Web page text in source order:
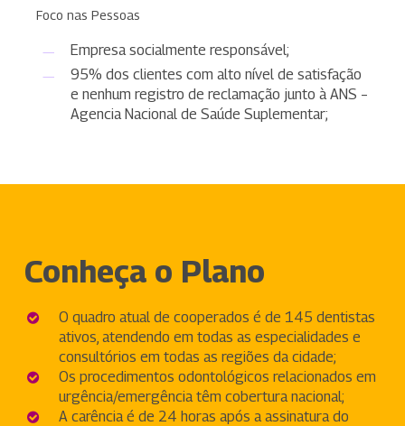
Foco nas Pessoas
Empresa socialmente responsável;
95% dos clientes com alto nível de satisfação
e nenhum registro de reclamação junto à ANS –
Agencia Nacional de Saúde Suplementar;
Conheça o Plano
O quadro atual de cooperados é de 145 dentistas
ativos, atendendo em todas as especialidades e
consultórios em todas as regiões da cidade;
Os procedimentos odontológicos relacionados em
urgência/emergência têm cobertura nacional;
A carência é de 24 horas após a assinatura do